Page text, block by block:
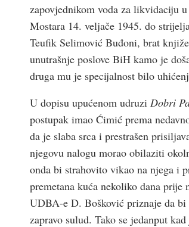
zapovjednikom voda za likvidaciju
Mostara 14. veljače 1945. do
Teufik Selimović Buđoni, brat
unutrašnje poslove BiH kamo je
druga mu je specijalnost bilo
U dopisu upućenom udruzi Dobri
postupak imao Ćimić prema
da je slaba srca i prestrašen
njegovu nalogu morao obilaziti
onda bi strahovito vikao na njega i
premetana kuća nekoliko dana
UDBA-e D. Bošković priznaje da
zapravo sulud. Tako se jedanput